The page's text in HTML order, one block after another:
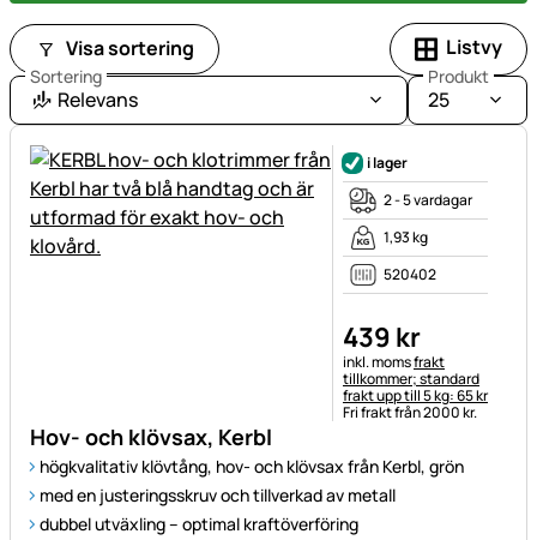
Visa sortering Listvy
Sortering
Relevans
Produkt
25
Hov- och klövsax, Kerbl
högkvalitativ klövtång, hov- och klövsax från Kerbl, grön
med en justeringsskruv och tillverkad av metall
dubbel utväxling – optimal kraftöverföring
i lager
2 - 5 vardagar
1,93 kg
520402
439 kr
Skatteinformation:
inkl. momsfrakt
tillkommer; standard
frakt upp till 5 kg: 65 kr
Fri frakt från 2000 kr.